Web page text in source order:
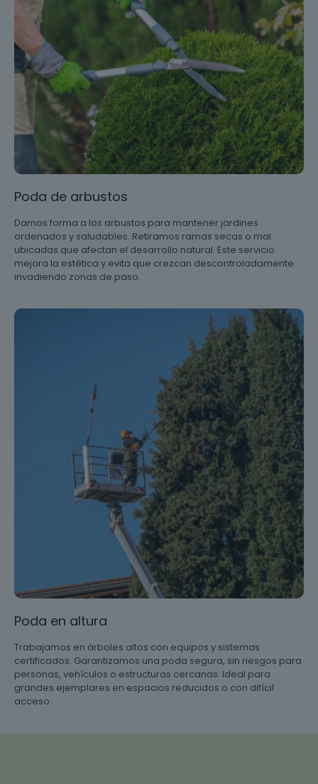
Poda de arbustos
Damos forma a los arbustos para mantener jardines
ordenados y saludables. Retiramos ramas secas o mal
ubicadas que afectan el desarrollo natural. Este servicio
mejora la estética y evita que crezcan descontroladamente
invadiendo zonas de paso.
Poda en altura
Trabajamos en árboles altos con equipos y sistemas
certificados. Garantizamos una poda segura, sin riesgos para
personas, vehículos o estructuras cercanas. Ideal para
grandes ejemplares en espacios reducidos o con difícil
acceso.